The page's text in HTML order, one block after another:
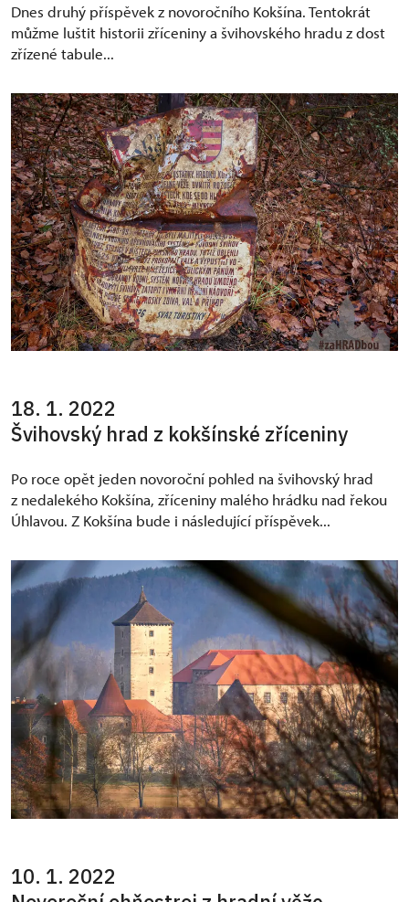
Dnes druhý příspěvek z novoročního Kokšína. Tentokrát
můžme luštit historii zříceniny a švihovského hradu z dost
zřízené tabule...
18. 1. 2022
Švihovský hrad z kokšínské zříceniny
Po roce opět jeden novoroční pohled na švihovský hrad
z nedalekého Kokšína, zříceniny malého hrádku nad řekou
Úhlavou. Z Kokšína bude i následující příspěvek...
10. 1. 2022